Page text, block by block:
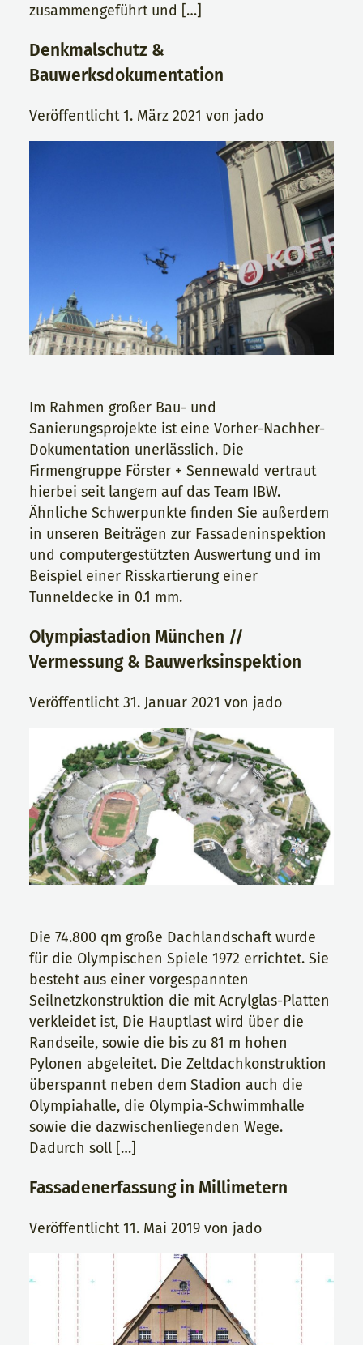
zusammengeführt und […]
Denkmalschutz &
Bauwerksdokumentation
Veröffentlicht1. März 2021 von jado
Im Rahmen großer Bau- und
Sanierungsprojekte ist eine Vorher-Nachher-
Dokumentation unerlässlich. Die
Firmengruppe Förster + Sennewald vertraut
hierbei seit langem auf das Team IBW.
Ähnliche Schwerpunkte finden Sie außerdem
in unseren Beiträgen zur Fassadeninspektion
und computergestützten Auswertung und im
Beispiel einer Risskartierung einer
Tunneldecke in 0.1 mm.
Olympiastadion München //
Vermessung & Bauwerksinspektion
Veröffentlicht31. Januar 2021 von jado
Die 74.800 qm große Dachlandschaft wurde
für die Olympischen Spiele 1972 errichtet. Sie
besteht aus einer vorgespannten
Seilnetzkonstruktion die mit Acrylglas-Platten
verkleidet ist, Die Hauptlast wird über die
Randseile, sowie die bis zu 81 m hohen
Pylonen abgeleitet. Die Zeltdachkonstruktion
überspannt neben dem Stadion auch die
Olympiahalle, die Olympia-Schwimmhalle
sowie die dazwischenliegenden Wege.
Dadurch soll […]
Fassadenerfassung in Millimetern
Veröffentlicht11. Mai 2019 von jado